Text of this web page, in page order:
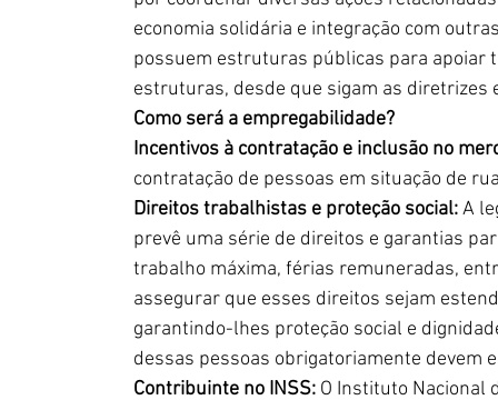
economia solidária e integração com
possuem estruturas públicas para apoiar
estruturas, desde que sigam as diretrizes
Como será a empregabilidade?
Incentivos à contratação e inclusão no
contratação de pessoas em situação de
Direitos trabalhistas e proteção social: A
prevê uma série de direitos e garantias
trabalho máxima, férias remuneradas,
assegurar que esses direitos sejam
garantindo-lhes proteção social e
dessas pessoas obrigatoriamente devem
Contribuinte no INSS: O Instituto Nacional